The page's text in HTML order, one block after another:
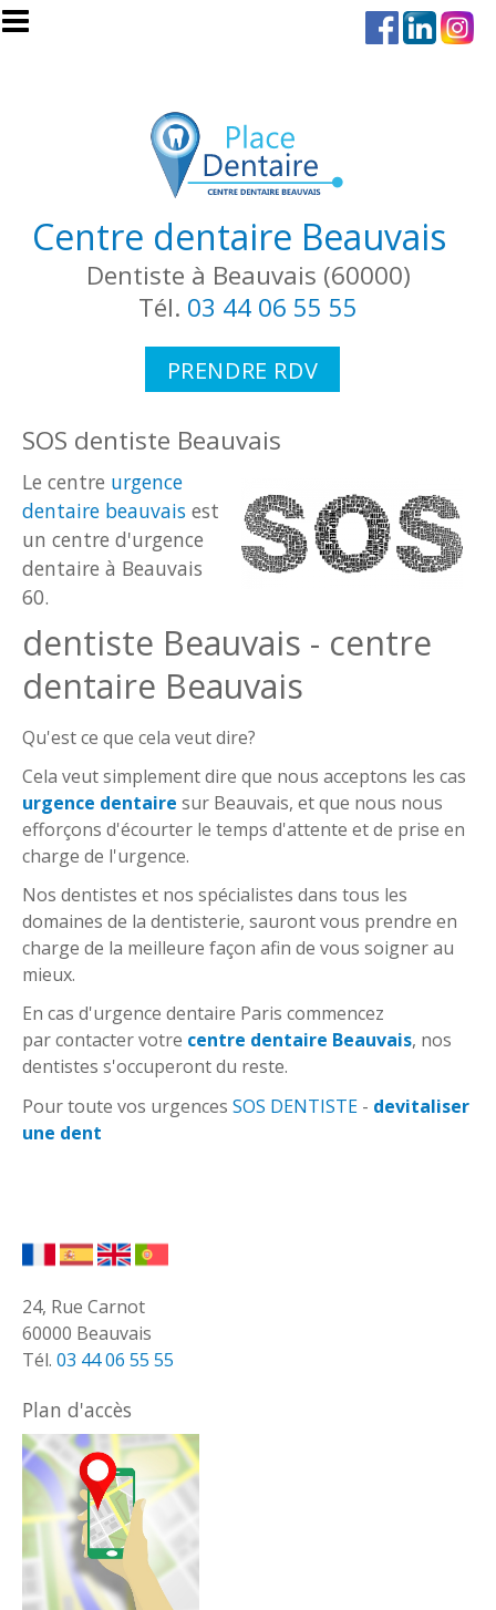
Aller au contenu principal
Centre dentaire Beauvais
Dentiste à Beauvais (60000)
Tél. 03 44 06 55 55
PRENDRE RDV
SOS dentiste Beauvais
Le centre urgence
dentaire beauvais est
un centre d'urgence
dentaire à Beauvais
60.
dentiste Beauvais - centre
dentaire Beauvais
Qu'est ce que cela veut dire?
Cela veut simplement dire que nous acceptons les cas
urgence dentaire sur Beauvais, et que nous nous
efforçons d'écourter le temps d'attente et de prise en
charge de l'urgence.
Nos dentistes et nos spécialistes dans tous les
domaines de la dentisterie, sauront vous prendre en
charge de la meilleure façon afin de vous soigner au
mieux.
En cas d'urgence dentaire Paris commencez
par contacter votre centre dentaire Beauvais, nos
dentistes s'occuperont du reste.
Pour toute vos urgences SOS DENTISTE - devitaliser
une dent
24, Rue Carnot
60000 Beauvais
Tél. 03 44 06 55 55
Plan d'accès